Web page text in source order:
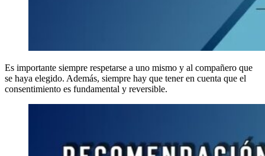
Es importante siempre respetarse a uno mismo y al compañero que
se haya elegido. Además, siempre hay que tener en cuenta que el
consentimiento es fundamental y reversible.